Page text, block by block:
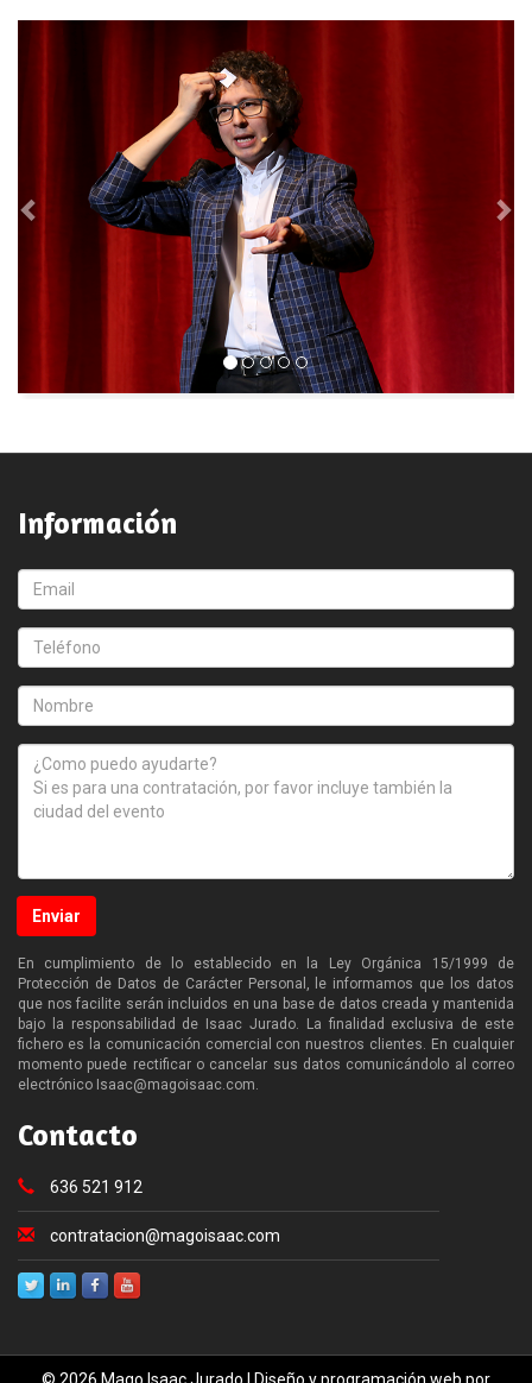
Información
Enviar
En cumplimiento de lo establecido en la Ley Orgánica 15/1999 de
Protección de Datos de Carácter Personal, le informamos que los datos
que nos facilite serán incluidos en una base de datos creada y mantenida
bajo la responsabilidad de Isaac Jurado. La finalidad exclusiva de este
fichero es la comunicación comercial con nuestros clientes. En cualquier
momento puede rectificar o cancelar sus datos comunicándolo al correo
electrónico Isaac@magoisaac.com.
Contacto
636 521 912
contratacion@magoisaac.com
© 2026 Mago Isaac Jurado | Diseño y programación web por